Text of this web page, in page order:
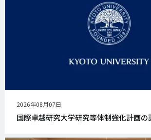
公
開
日
2026年08月07日
国際卓越研究大学研究等体制強化計画の